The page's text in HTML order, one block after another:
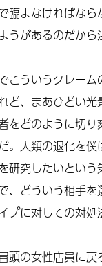
臨まなければな
があるのだから
こういうクレー
、まあひどい光
どのように切
人類の退化を僕
研究したいとい
、どういう相手
プに対しての対処
頭の女性店員に